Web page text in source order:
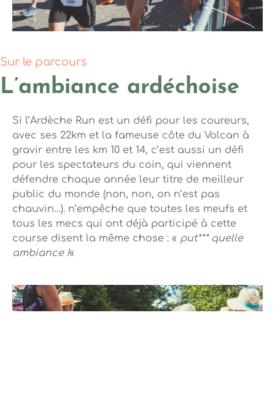
Sur le parcours
L’ambiance ardéchoise
Si l’Ardèche Run est un défi pour les coureurs,
avec ses 22km et la fameuse côte du Volcan à
gravir entre les km 10 et 14, c’est aussi un défi
pour les spectateurs du coin, qui viennent
défendre chaque année leur titre de meilleur
public du monde (non, non, on n’est pas
chauvin…). n’empêche que toutes les meufs et
tous les mecs qui ont déjà participé à cette
course disent la même chose : « put*** quelle
ambiance !«